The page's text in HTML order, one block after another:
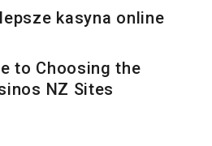
kasyna online
to Choosing the
NZ Sites